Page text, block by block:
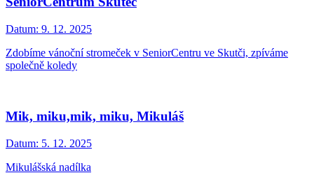
Datum: 9. 12. 2025
Zdobíme vánoční stromeček v SeniorCentru ve Skutči, zpíváme
společně koledy
Mik, miku,mik, miku, Mikuláš
Datum: 5. 12. 2025
Mikulášská nadílka